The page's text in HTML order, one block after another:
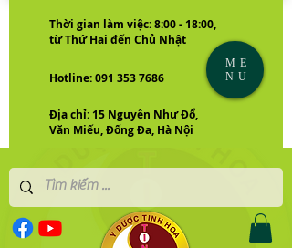
Thời gian làm việc: 8:00 - 18:00,
từ Thứ Hai đến Chủ Nhật
Hotline: 091 353 7686
Địa chỉ: 15 Nguyễn Như Đổ,
Văn Miếu, Đống Đa, Hà Nội
ME
NU